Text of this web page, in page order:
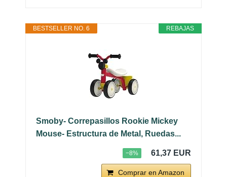
REBAJAS
BESTSELLER NO. 6
Smoby- Correpasillos Rookie Mickey
Mouse- Estructura de Metal, Ruedas...
−8% 61,37 EUR
Comprar en Amazon